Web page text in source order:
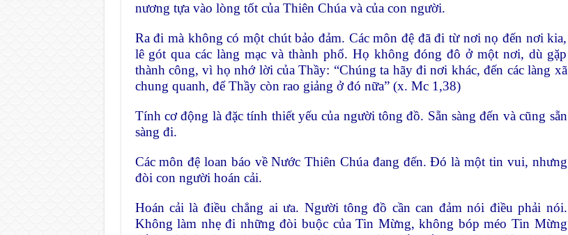
nương tựa vào lòng tốt của Thiên Chúa và của con người.
Ra đi mà không có một chút bảo đảm. Các môn đệ đã đi từ nơi nọ đến nơi kia,
lê gót qua các làng mạc và thành phố. Họ không đóng đô ở một nơi, dù gặp
thành công, vì họ nhớ lời của Thầy: “Chúng ta hãy đi nơi khác, đến các làng xã
chung quanh, để Thầy còn rao giảng ở đó nữa” (x. Mc 1,38)
Tính cơ động là đặc tính thiết yếu của người tông đồ. Sẵn sàng đến và cũng sẵn
sàng đi.
Các môn đệ loan báo về Nước Thiên Chúa đang đến. Đó là một tin vui, nhưng
đòi con người hoán cải.
Hoán cải là điều chẳng ai ưa. Người tông đồ cần can đảm nói điều phải nói.
Không làm nhẹ đi những đòi buộc của Tin Mừng, không bóp méo Tin Mừng